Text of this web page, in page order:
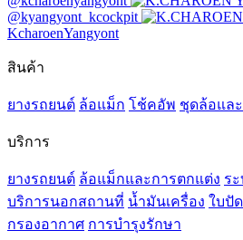
@kyangyont_kcockpit
KcharoenYangyont
สินค้า
ยางรถยนต์ ล้อแม็ก โช้คอัพ ชุดล้อและ
บริการ
ยางรถยนต์ ล้อแม็กและการตกแต่ง ร
บริการนอกสถานที่ น้ำมันเครื่อง ใบปั
กรองอากาศ การบำรุงรักษา